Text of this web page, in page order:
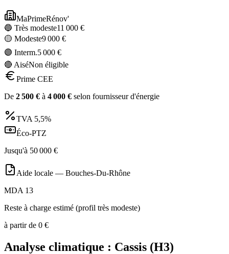
MaPrimeRénov'
🔵 Très modeste11 000 €
🟡 Modeste9 000 €
🟣 Interm.5 000 €
🔴 AiséNon éligible
Prime CEE
De 2 500 € à 4 000 € selon fournisseur d'énergie
TVA 5,5%
Éco-PTZ
Jusqu'à 50 000 €
Aide locale — Bouches-Du-Rhône
MDA 13
Reste à charge estimé (profil très modeste)
à partir de 0 €
Analyse climatique : Cassis (H3)